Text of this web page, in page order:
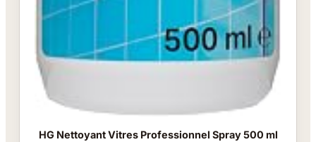
HG Nettoyant Vitres Professionnel Spray 500 ml